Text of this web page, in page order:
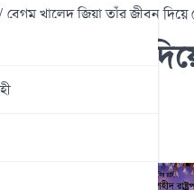
বেগম খালেদ জিয়া তাঁর জীবন
তাঁর জীবন